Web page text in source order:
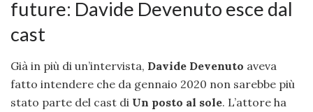
future: Davide Devenuto esce dal
cast
Già in più di un’intervista, Davide Devenuto aveva
fatto intendere che da gennaio 2020 non sarebbe più
stato parte del cast di Un posto al sole. L’attore ha